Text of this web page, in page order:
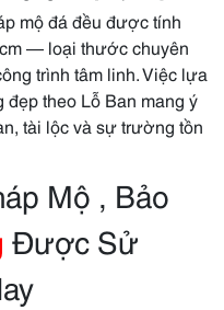
mộ đá đều được tính
— loại thước chuyên
trình tâm linh. Việc lựa
theo Lỗ Ban mang ý
tài lộc và sự trường tồn
Mộ , Bảo
Được Sử